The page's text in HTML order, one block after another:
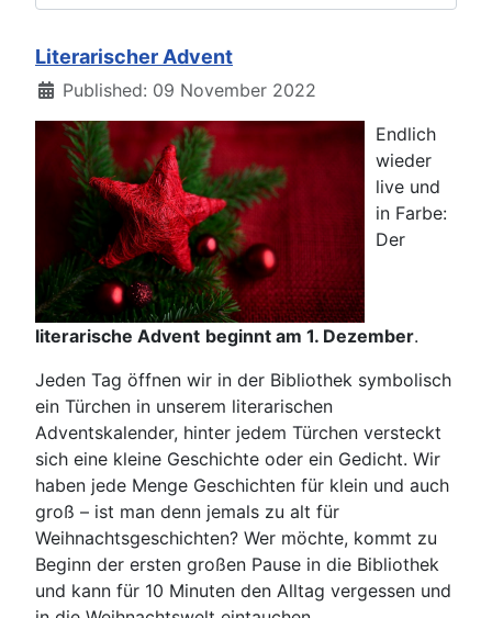
Literarischer Advent
DetailsPublished: 09 November 2022
Endlich
wieder
live und
in Farbe:
Der
literarische Advent beginnt am 1. Dezember.
Jeden Tag öffnen wir in der Bibliothek symbolisch
ein Türchen in unserem literarischen
Adventskalender, hinter jedem Türchen versteckt
sich eine kleine Geschichte oder ein Gedicht. Wir
haben jede Menge Geschichten für klein und auch
groß – ist man denn jemals zu alt für
Weihnachtsgeschichten? Wer möchte, kommt zu
Beginn der ersten großen Pause in die Bibliothek
und kann für 10 Minuten den Alltag vergessen und